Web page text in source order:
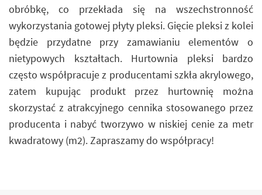
obróbkę, co przekłada się na wszechstronność
wykorzystania gotowej płyty pleksi. Gięcie pleksi z kolei
będzie przydatne przy zamawianiu elementów o
nietypowych kształtach. Hurtownia pleksi bardzo
często współpracuje z producentami szkła akrylowego,
zatem kupując produkt przez hurtownię można
skorzystać z atrakcyjnego cennika stosowanego przez
producenta i nabyć tworzywo w niskiej cenie za metr
kwadratowy (m2). Zapraszamy do współpracy!